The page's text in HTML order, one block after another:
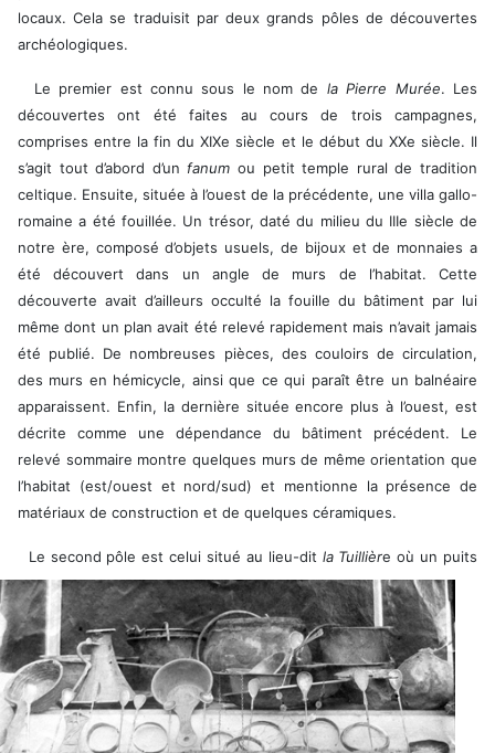
locaux. Cela se traduisit par deux grands pôles de découvertes
archéologiques.
Le premier est connu sous le nom de la Pierre Murée. Les
découvertes ont été faites au cours de trois campagnes,
comprises entre la fin du XIXe siècle et le début du XXe siècle. Il
s’agit tout d’abord d’unfanum ou petit temple rural de tradition
celtique. Ensuite, située à l’ouest de la précédente, une villa gallo-
romaine a été fouillée. Un trésor, daté du milieu du IIIe siècle de
notre ère, composé d’objets usuels, de bijoux et de monnaies a
été découvert dans un angle de murs de l’habitat. Cette
découverte avait d’ailleurs occulté la fouille du bâtiment par lui
même dont un plan avait été relevé rapidement mais n’avait jamais
été publié. De nombreuses pièces, des couloirs de circulation,
des murs en hémicycle, ainsi que ce qui paraît être un balnéaire
apparaissent. Enfin, la dernière située encore plus à l’ouest, est
décrite comme une dépendance du bâtiment précédent. Le
relevé sommaire montre quelques murs de même orientation que
l’habitat (est/ouest et nord/sud) et mentionne la présence de
matériaux de construction et de quelques céramiques.
Le second pôle est celui situé au lieu-dit la Tuillière où un puits